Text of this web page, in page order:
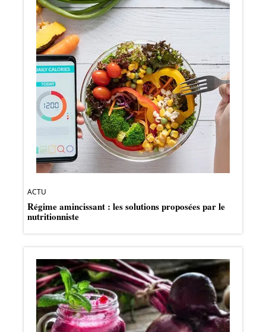
ACTU
Régime amincissant : les solutions proposées par le
nutritionniste